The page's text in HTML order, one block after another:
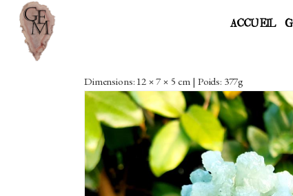
ACCUEIL
Dimensions: 12 × 7 × 5 cm | Poids: 377g